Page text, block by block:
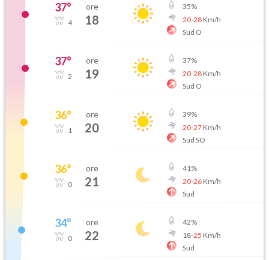
37°
4
ore
18
35%
20-28Km/h
Sud O
37°
2
ore
19
37%
20-28Km/h
Sud O
36°
1
ore
20
39%
20-27Km/h
Sud SO
36°
0
ore
21
41%
20-26Km/h
Sud
34°
0
ore
22
42%
18-25 Km/h
Sud